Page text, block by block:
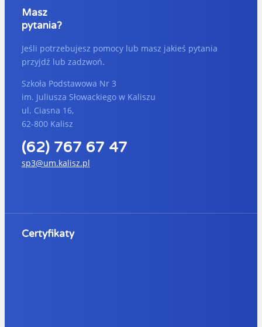
Masz
pytania?
Jeśli potrzebujesz pomocy lub masz jakieś pytania
przyjdź lub zadzwoń.
Szkoła Podstawowa Nr 3
im. Juliusza Słowackiego w Kaliszu
ul. Ciasna 16,
62-800 Kalisz
(62) 767 67 47
sp3@um.kalisz.pl
Certyfikaty